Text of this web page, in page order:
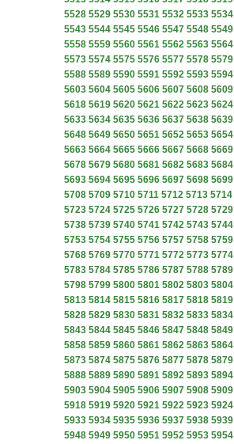
5528 5529 5530 5531 5532 5533 5534
5543 5544 5545 5546 5547 5548 5549
5558 5559 5560 5561 5562 5563 5564
5573 5574 5575 5576 5577 5578 5579
5588 5589 5590 5591 5592 5593 5594
5603 5604 5605 5606 5607 5608 5609
5618 5619 5620 5621 5622 5623 5624
5633 5634 5635 5636 5637 5638 5639
5648 5649 5650 5651 5652 5653 5654
5663 5664 5665 5666 5667 5668 5669
5678 5679 5680 5681 5682 5683 5684
5693 5694 5695 5696 5697 5698 5699
5708 5709 5710 5711 5712 5713 5714
5723 5724 5725 5726 5727 5728 5729
5738 5739 5740 5741 5742 5743 5744
5753 5754 5755 5756 5757 5758 5759
5768 5769 5770 5771 5772 5773 5774
5783 5784 5785 5786 5787 5788 5789
5798 5799 5800 5801 5802 5803 5804
5813 5814 5815 5816 5817 5818 5819
5828 5829 5830 5831 5832 5833 5834
5843 5844 5845 5846 5847 5848 5849
5858 5859 5860 5861 5862 5863 5864
5873 5874 5875 5876 5877 5878 5879
5888 5889 5890 5891 5892 5893 5894
5903 5904 5905 5906 5907 5908 5909
5918 5919 5920 5921 5922 5923 5924
5933 5934 5935 5936 5937 5938 5939
5948 5949 5950 5951 5952 5953 5954